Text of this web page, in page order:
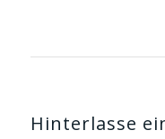
Hinterlasse